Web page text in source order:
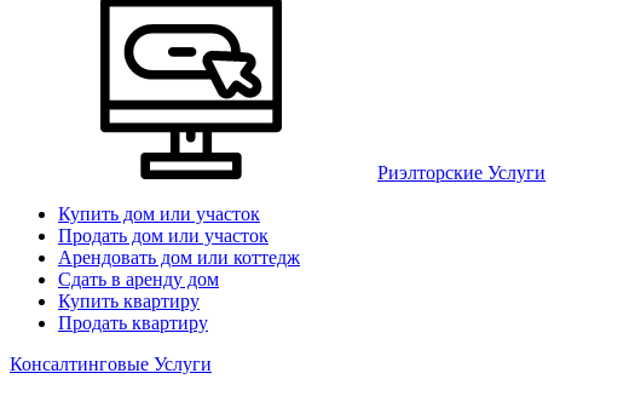
Риэлторские Услуги
Купить дом или участок
Продать дом или участок
Арендовать дом или коттедж
Сдать в аренду дом
Купить квартиру
Продать квартиру
Консалтинговые Услуги